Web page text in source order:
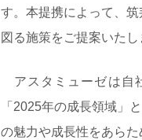
す。本提携によって、
図る施策をご提案いたし
アスタミューゼは自
「2025年の成長領域」
の魅力や成長性をあら